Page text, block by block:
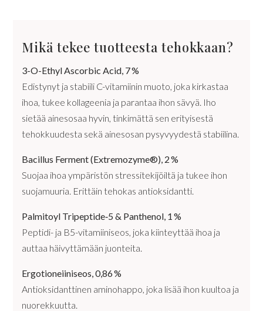
Mikä tekee tuotteesta tehokkaan?
3-O-Ethyl Ascorbic Acid, 7%
Edistynyt ja stabiili C-vitamiinin muoto, joka kirkastaa
ihoa, tukee kollageenia ja parantaa ihon sävyä. Iho
sietää ainesosaa hyvin, tinkimättä sen erityisestä
tehokkuudesta sekä ainesosan pysyvyydestä stabiilina.
Bacillus Ferment (Extremozyme®), 2%
Suojaa ihoa ympäristön stressitekijöiltä ja tukee ihon
suojamuuria. Erittäin tehokas antioksidantti.
Palmitoyl Tripeptide‑5 & Panthenol, 1 %
Peptidi- ja B5-vitamiiniseos, joka kiinteyttää ihoa ja
auttaa häivyttämään juonteita.
Ergotioneiiniseos, 0,86%
Antioksidanttinen aminohappo, joka lisää ihon kuultoa ja
nuorekkuutta.